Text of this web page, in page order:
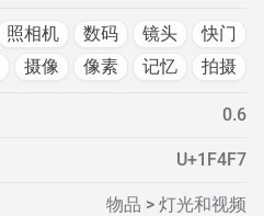
照相机 数码 镜头
快门
摄像 像素 记忆 拍摄
0.6
U+1F4F7
物品 > 灯光和视频